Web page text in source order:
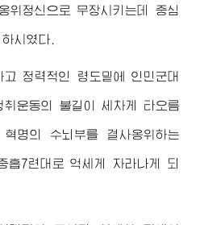
위정신으로 무장시키는데 중심
시였다.
고 정력적인 령도밑에 인민군대
취운동의 불길이 세차게 타오름
명의 수뇌부를 결사옹위하는
흡7련대로 억세게 자라나게 되